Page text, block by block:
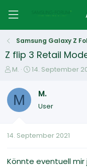
Samsung Galaxy Z
Z flip 3 Retail
E
s
e
e
M.
E
t
m
14. September
M M.
User
14. September 2021
Könnte eventuell